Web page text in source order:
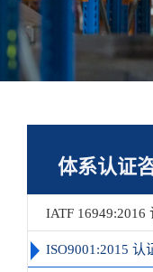
体系认证
IATF 16949:2016
ISO9001:2015 认